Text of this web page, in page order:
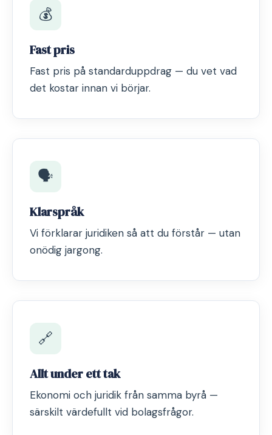
💰
Fast pris
Fast pris på standarduppdrag — du vet vad
det kostar innan vi börjar.
🗣️
Klarspråk
Vi förklarar juridiken så att du förstår — utan
onödig jargong.
🔗
Allt under ett tak
Ekonomi och juridik från samma byrå —
särskilt värdefullt vid bolagsfrågor.